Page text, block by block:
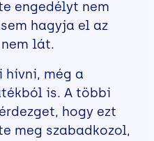
engedélyt nem
hagyja el az
lát.
hívni, még a
is. A többi
hogy ezt
meg szabadkozol,